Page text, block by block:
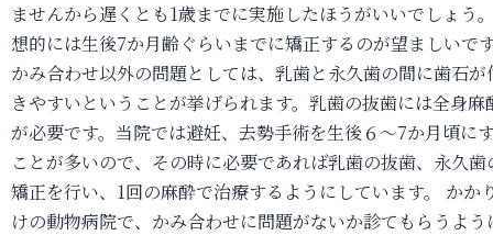
ませんから遅くとも1歳までに実施したほうがいいでしょう
想的には生後7か月齢ぐらいまでに矯正するのが望ましいで
かみ合わせ以外の問題としては、乳歯と永久歯の間に歯石が
きやすいということが挙げられます。乳歯の抜歯には全身麻
が必要です。当院では避妊、去勢手術を生後６～7か月頃に
ことが多いので、その時に必要であれば乳歯の抜歯、永久歯
矯正を行い、1回の麻酔で治療するようにしています。 かか
けの動物病院で、かみ合わせに問題がないか診てもらうよう